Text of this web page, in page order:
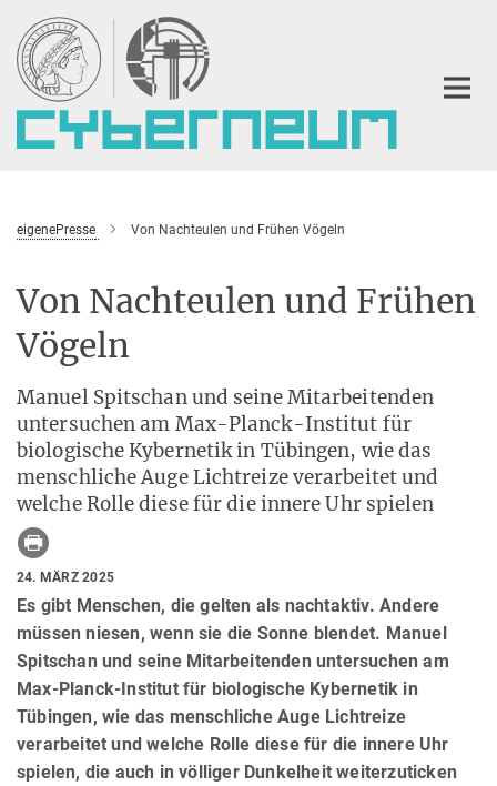
Hauptinhalt
eigenePresse Von Nachteulen und Frühen Vögeln
Von Nachteulen und Frühen
Vögeln
Manuel Spitschan und seine Mitarbeitenden
untersuchen am Max-Planck-Institut für
biologische Kybernetik in Tübingen, wie das
menschliche Auge Lichtreize verarbeitet und
welche Rolle diese für die innere Uhr spielen
24. MÄRZ 2025
Es gibt Menschen, die gelten als nachtaktiv. Andere
müssen niesen, wenn sie die Sonne blendet. Manuel
Spitschan und seine Mitarbeitenden untersuchen am
Max-Planck-Institut für biologische Kybernetik in
Tübingen, wie das menschliche Auge Lichtreize
verarbeitet und welche Rolle diese für die innere Uhr
spielen, die auch in völliger Dunkelheit weiterzuticken